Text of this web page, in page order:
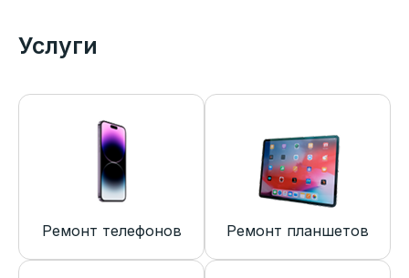
Услуги
Ремонт телефонов Ремонт планшетов